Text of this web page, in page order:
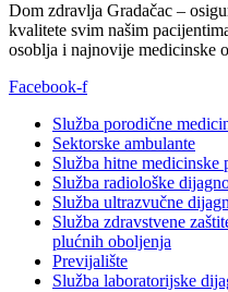
Dom zdravlja Gradačac –
kvalitete svim našim
osoblja i najnovije medicinske
Facebook-f
Služba porodične
Sektorske ambulante
Služba hitne medicinske
Služba radiološke
Služba ultrazvučne
Služba zdravstvene
plućnih oboljenja
Previjalište
Služba laboratorijske